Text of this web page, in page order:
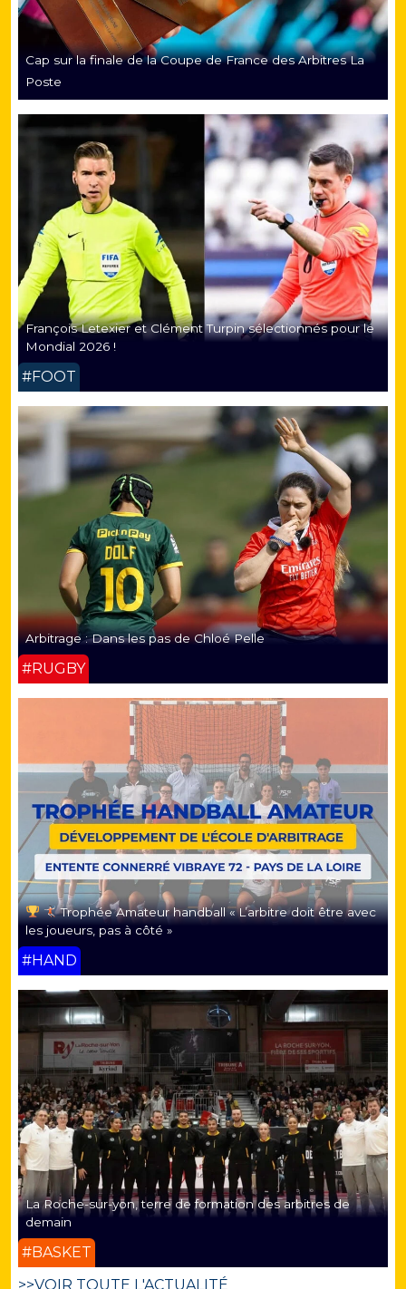
Cap sur la finale de la Coupe de France des Arbitres La
Poste
François Letexier et Clément Turpin sélectionnés pour le
Mondial 2026 !
#FOOT
Arbitrage : Dans les pas de Chloé Pelle
#RUGBY
Trophée Amateur handball « L’arbitre doit être avec
les joueurs, pas à côté »
#HAND
La Roche-sur-yon, terre de formation des arbitres de
demain
#BASKET
>>VOIR TOUTE L'ACTUALITÉ